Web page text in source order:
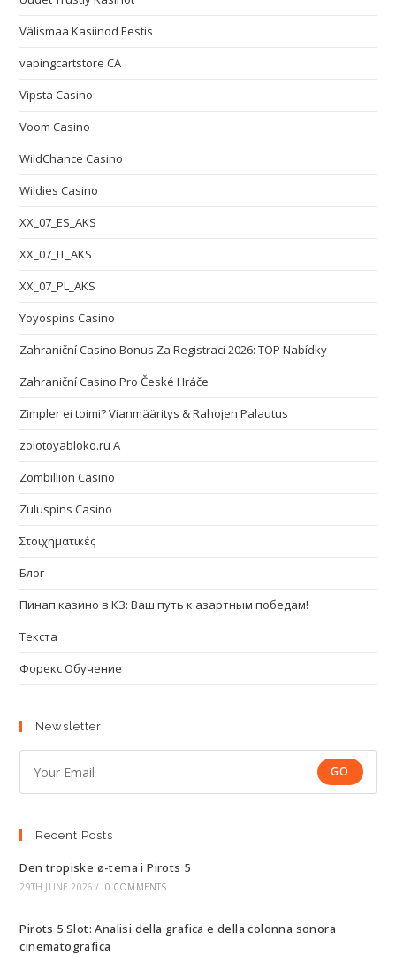
Välismaa Kasiinod Eestis
vapingcartstore CA
Vipsta Casino
Voom Casino
WildChance Casino
Wildies Casino
XX_07_ES_AKS
XX_07_IT_AKS
XX_07_PL_AKS
Yoyospins Casino
Zahraniční Casino Bonus Za Registraci 2026: TOP Nabídky
Zahraniční Casino Pro České Hráče
Zimpler ei toimi? Vianmääritys & Rahojen Palautus
zolotoyabloko.ru A
Zombillion Casino
Zuluspins Casino
Στοιχηματικές
Блог
Пинап казино в КЗ: Ваш путь к азартным победам!
Текста
Форекс Обучение
Newsletter
GO
Recent Posts
Den tropiske ø-tema i Pirots 5
29TH JUNE 2026 / 0 COMMENTS
Pirots 5 Slot: Analisi della grafica e della colonna sonora
cinematografica